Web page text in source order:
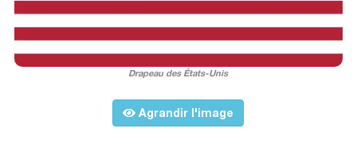
Drapeau des États-Unis
Agrandir l'image